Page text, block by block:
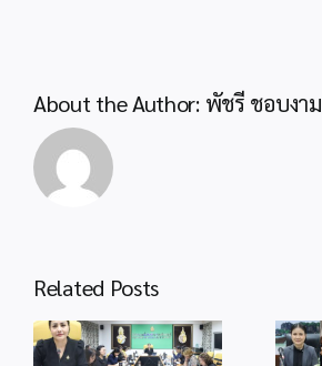
About the Author: พัชรี ชอบงาม
Related Posts